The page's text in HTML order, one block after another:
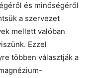
és minőségéről
a szervezet
mellett valóban
Ezzel
többen választják a